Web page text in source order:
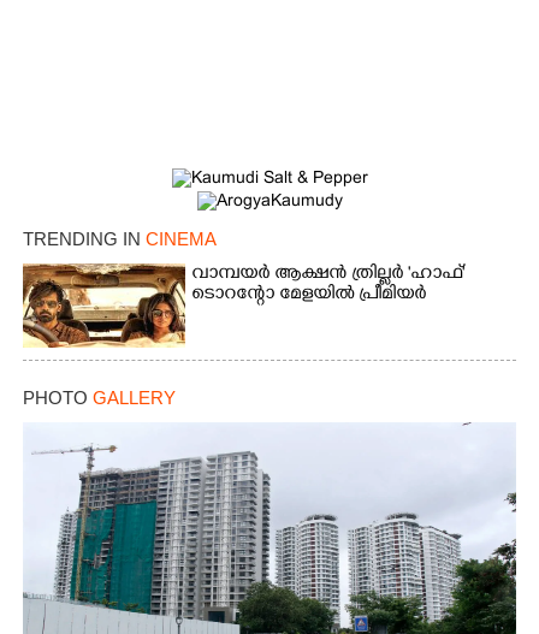
TRENDING IN CINEMA
വാമ്പയർ ആക്ഷൻ ത്രില്ലർ 'ഹാഫ്'
ടൊറന്റോ മേളയിൽ പ്രീമിയർ
PHOTO GALLERY